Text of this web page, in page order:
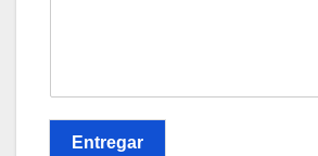
Entregar